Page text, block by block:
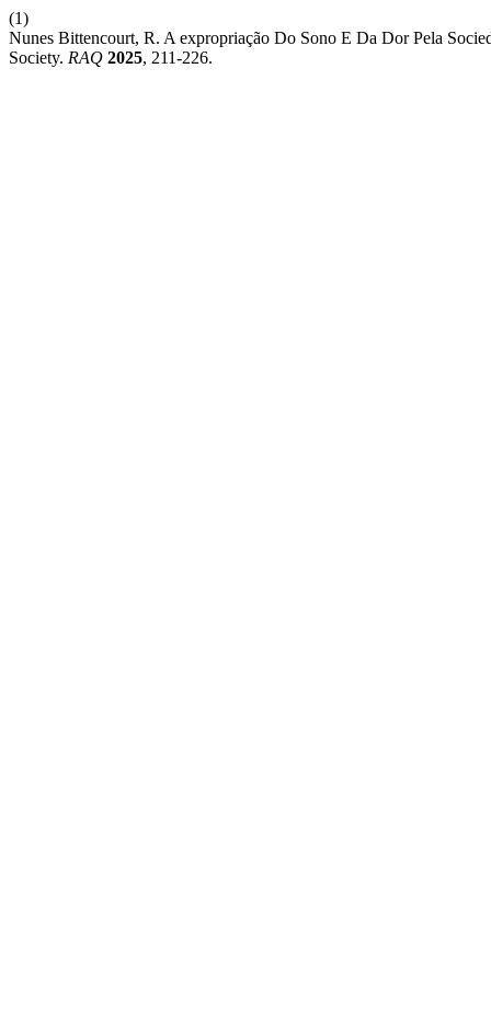
(1)
Nunes Bittencourt, R. A expropriação Do Sono E Da Dor Pela
Society. RAQ 2025, 211-226.